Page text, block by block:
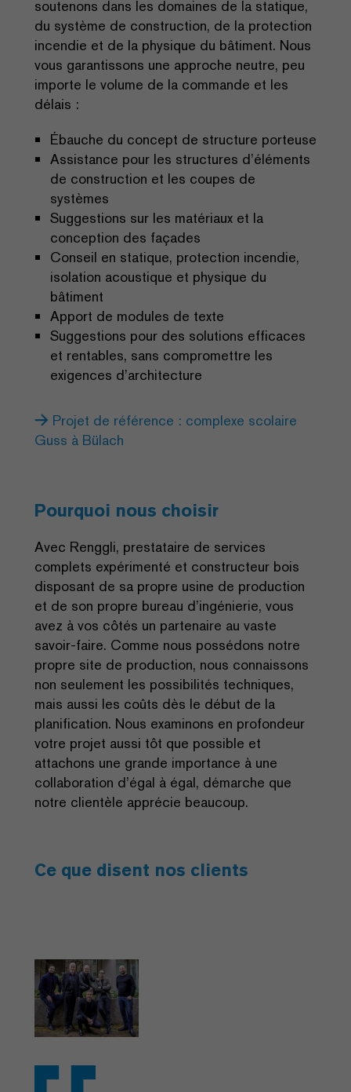
soutenons dans les domaines de la statique,
du système de construction, de la protection
incendie et de la physique du bâtiment. Nous
vous garantissons une approche neutre, peu
importe le volume de la commande et les
délais :
Ébauche du concept de structure porteuse
Assistance pour les structures d’éléments
de construction et les coupes de
systèmes
Suggestions sur les matériaux et la
conception des façades
Conseil en statique, protection incendie,
isolation acoustique et physique du
bâtiment
Apport de modules de texte
Suggestions pour des solutions efficaces
et rentables, sans compromettre les
exigences d’architecture
Projet de référence : complexe scolaire
Guss à Bülach
Pourquoi nous choisir
Avec Renggli, prestataire de services
complets expérimenté et constructeur bois
disposant de sa propre usine de production
et de son propre bureau d’ingénierie, vous
avez à vos côtés un partenaire au vaste
savoir-faire. Comme nous possédons notre
propre site de production, nous connaissons
non seulement les possibilités techniques,
mais aussi les coûts dès le début de la
planification. Nous examinons en profondeur
votre projet aussi tôt que possible et
attachons une grande importance à une
collaboration d’égal à égal, démarche que
notre clientèle apprécie beaucoup.
Ce que disent nos clients